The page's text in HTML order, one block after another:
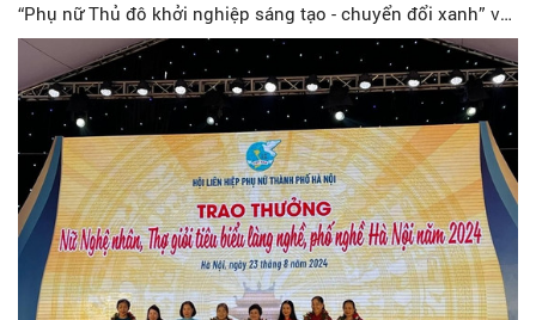
“Phụ nữ Thủ đô khởi nghiệp sáng tạo - chuyển đổi xanh” và
quảng bá sản phẩm nông nghiệp an toàn, sản phẩm làng
nghề tiêu biểu của phụ nữ Thủ đô năm 2024.